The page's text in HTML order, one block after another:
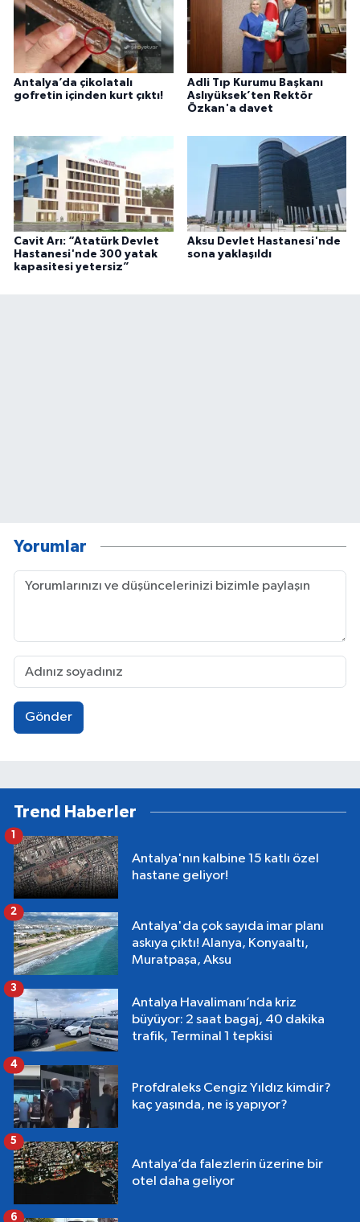
Antalya’da çikolatalı
gofretin içinden kurt çıktı!
Adli Tıp Kurumu Başkanı
Aslıyüksek’ten Rektör
Özkan'a davet
Cavit Arı: “Atatürk Devlet
Hastanesi'nde 300 yatak
kapasitesi yetersiz”
Aksu Devlet Hastanesi'nde
sona yaklaşıldı
Yorumlar
Gönder
Trend Haberler
Antalya'nın kalbine 15 katlı özel
hastane geliyor!
1
Antalya'da çok sayıda imar planı
askıya çıktı! Alanya, Konyaaltı,
Muratpaşa, Aksu
2
Antalya Havalimanı’nda kriz
büyüyor: 2 saat bagaj, 40 dakika
trafik, Terminal 1 tepkisi
3
Profdraleks Cengiz Yıldız kimdir?
kaç yaşında, ne iş yapıyor?
4
Antalya’da falezlerin üzerine bir
otel daha geliyor
5
6